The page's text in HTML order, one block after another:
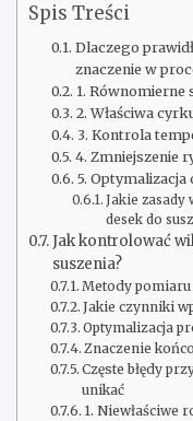
Spis Treści
Dlaczego
znaczenie w
1. Równomierne
2. Właściwa
3. Kontrola
4. Zmniejszenie
5. Optymalizacja
Jakie zasady
desek do
Jak kontrolować
suszenia?
Metody
Jakie czynniki
Optymalizacja
Znaczenie
Częste błędy
unikać
1. Niewłaściwe